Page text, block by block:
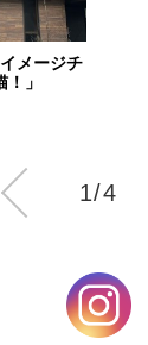
メージチ
」
1/4